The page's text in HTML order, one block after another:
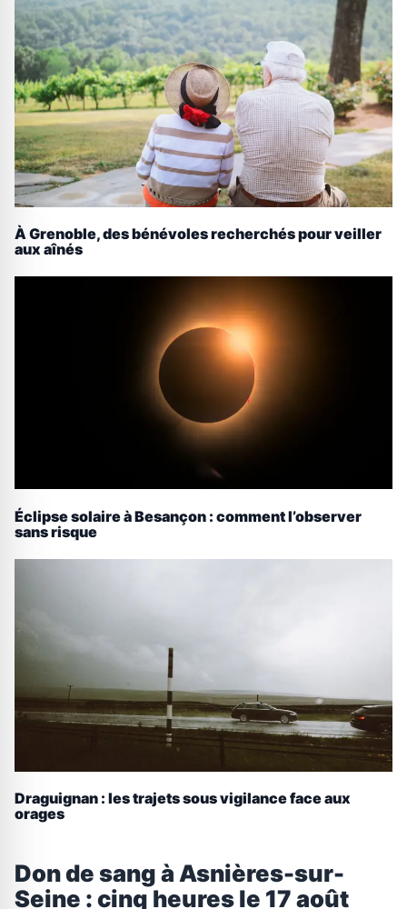
À Grenoble, des bénévoles recherchés pour veiller
aux aînés
Éclipse solaire à Besançon : comment l’observer
sans risque
Draguignan : les trajets sous vigilance face aux
orages
Don de sang à Asnières-sur-
Seine : cinq heures le 17 août